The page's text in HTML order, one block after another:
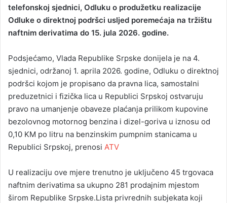
telefonskoj sjednici, Odluku o produžetku realizacije
Odluke o direktnoj podršci usljed poremećaja na tržištu
naftnim derivatima do 15. jula 2026. godine.
Podsjećamo, Vlada Republike Srpske donijela je na 4.
sjednici, održanoj 1. aprila 2026. godine, Odluku o direktnoj
podršci kojom je propisano da pravna lica, samostalni
preduzetnici i fizička lica u Republici Srpskoj ostvaruju
pravo na umanjenje obaveze plaćanja prilikom kupovine
bezolovnog motornog benzina i dizel-goriva u iznosu od
0,10 KM po litru na benzinskim pumpnim stanicama u
Republici Srpskoj, prenosi ATV
U realizaciju ove mjere trenutno je uključeno 45 trgovaca
naftnim derivatima sa ukupno 281 prodajnim mjestom
širom Republike Srpske.Lista privrednih subjekata koji